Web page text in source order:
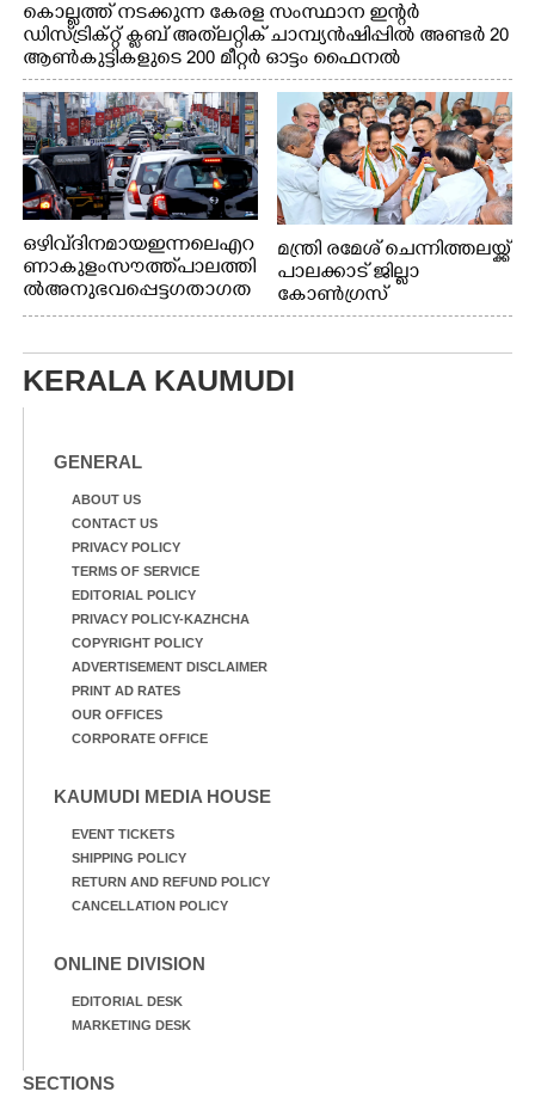
കൊല്ലത്ത് നടക്കുന്ന കേരള സംസ്ഥാന ഇന്റർ
ഡിസ്ട്രിക്റ്റ് ക്ലബ് അത്‌ലറ്റിക് ചാമ്പ്യൻഷിപ്പിൽ അണ്ടർ 20
ആൺകുട്ടികളുടെ 200 മീറ്റർ ഓട്ടം ഫൈനൽ
മത്സരത്തിനിടെ സിന്തറ്റിക് ട്രാക്കിന് കുറുകെ ഓടുന്ന
നായകൾ.
ഒഴിവ് ദിനമായ ഇന്നലെ എറ
ണാകുളം സൗത്ത് പാലത്തി
ൽ അനുഭവപ്പെട്ട ഗതാഗത
ക്കുരുക്ക്
മന്ത്രി രമേശ് ചെന്നിത്തലയ്ക്ക്
പാലക്കാട് ജില്ലാ
കോൺഗ്രസ്
KERALA KAUMUDI
GENERAL
ABOUT US
CONTACT US
PRIVACY POLICY
TERMS OF SERVICE
EDITORIAL POLICY
PRIVACY POLICY-KAZHCHA
COPYRIGHT POLICY
ADVERTISEMENT DISCLAIMER
PRINT AD RATES
OUR OFFICES
CORPORATE OFFICE
KAUMUDI MEDIA HOUSE
EVENT TICKETS
SHIPPING POLICY
RETURN AND REFUND POLICY
CANCELLATION POLICY
ONLINE DIVISION
EDITORIAL DESK
MARKETING DESK
SECTIONS